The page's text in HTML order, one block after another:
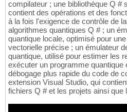
compilateur ; une bibliothèque Q #
contient des opérations et des
à la fois l'exigence de contrôle de
algorithmes quantiques Q # ; un
quantique locale, optimisé pour
vectorielle précise ; un émulateur
quantique, utilisé pour estimer les
exécuter un programme quantique
débogage plus rapide du code de
extension Visual Studio, qui
fichiers Q # et les projets ainsi que